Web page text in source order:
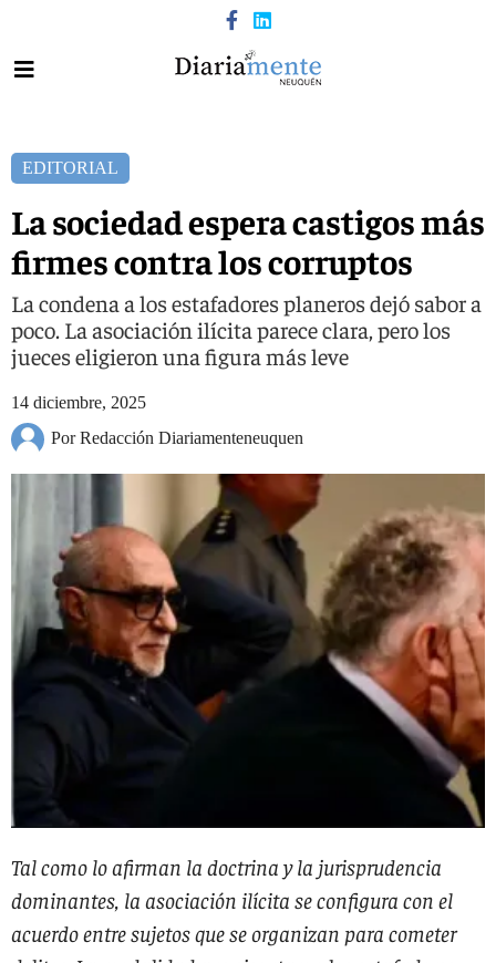
EDITORIAL
La sociedad espera castigos más
firmes contra los corruptos
La condena a los estafadores planeros dejó sabor a
poco. La asociación ilícita parece clara, pero los
jueces eligieron una figura más leve
14 diciembre, 2025
Por Redacción Diariamenteneuquen
Tal como lo afirman la doctrina y la jurisprudencia
dominantes, la asociación ilícita se configura con el
acuerdo entre sujetos que se organizan para cometer